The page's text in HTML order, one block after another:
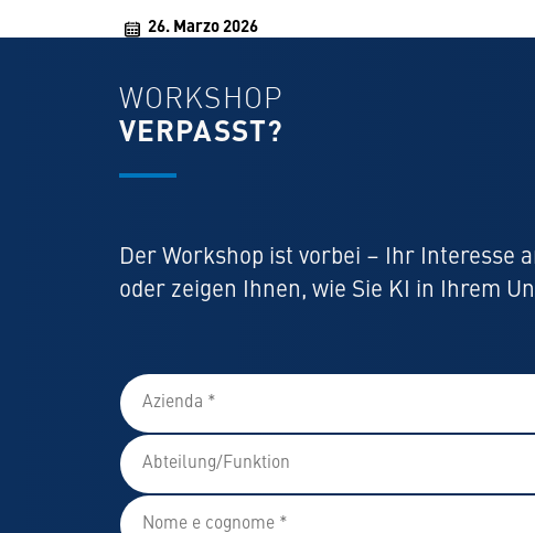
26. Marzo 2026
WORKSHOP
VERPASST?
Der Workshop ist vorbei – Ihr Interesse
oder zeigen Ihnen, wie Sie KI in Ihrem